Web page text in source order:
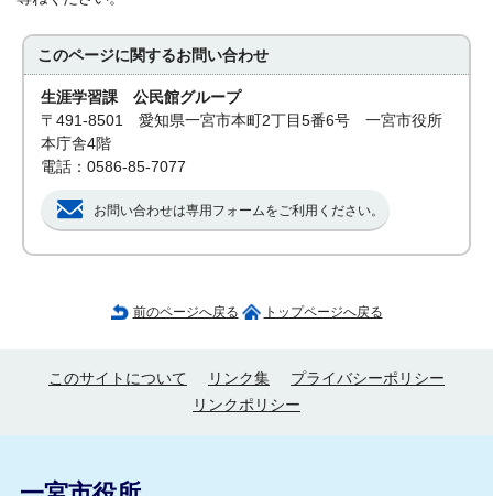
このページに関するお問い合わせ
生涯学習課 公民館グループ
〒491-8501 愛知県一宮市本町2丁目5番6号 一宮市役所
本庁舎4階
電話：0586-85-7077
お問い合わせは専用フォームをご利用ください。
前のページへ戻る トップページへ戻る
このサイトについて リンク集
プライバシーポリシー
リンクポリシー